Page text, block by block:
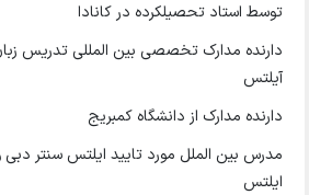
توسط استاد تحصیلکرده در کانادا
دارنده مدارک تخصصی بین المللی تدریس
آیلتس
دارنده مدارک از دانشگاه کمبریج
مدرس بین الملل مورد تایید ایلتس سنتر
ایلتس